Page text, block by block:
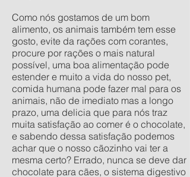
Como nós gostamos de um bom
alimento, os animais também tem esse
gosto, evite da rações com corantes,
procure por rações o mais natural
possível, uma boa alimentação pode
estender e muito a vida do nosso pet,
comida humana pode fazer mal para os
animais, não de imediato mas a longo
prazo, uma delicia que para nós traz
muita satisfação ao comer é o chocolate,
e sabendo dessa satisfação podemos
achar que o nosso cãozinho vai ter a
mesma certo? Errado, nunca se deve dar
chocolate para cães, o sistema digestivo